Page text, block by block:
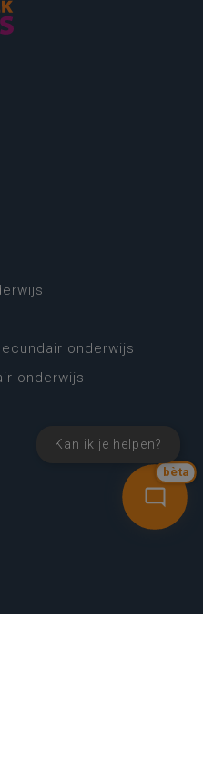
bèta
Kan ik je helpen?
onderwijs
onderwijs